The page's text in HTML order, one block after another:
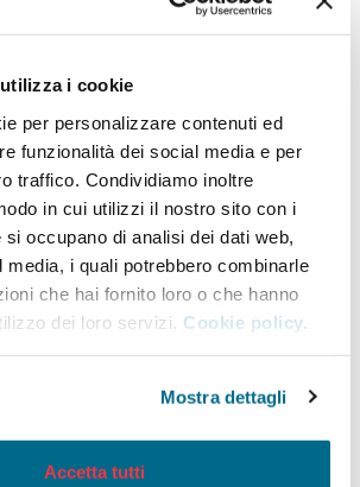
i cookie
per personalizzare contenuti ed
funzionalità dei social media e per
traffico. Condividiamo inoltre
in cui utilizzi il nostro sito con i
occupano di analisi dei dati web,
media, i quali potrebbero combinarle
che hai fornito loro o che hanno
dei loro servizi. Cookie policy.
Mostra dettagli
Accetta tutti
passaggi biciclette nei punti
mobile in Piazza Garibaldi dalle
mobile in Piazza Garibaldi dalle
TO WORK
Work – staffetta con lavoratori
– FIAB Point presso Liceo